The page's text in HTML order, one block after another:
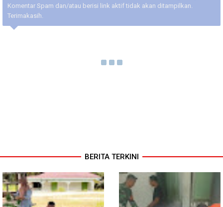
Komentar Spam dan/atau berisi link aktif tidak akan ditampilkan.
Terimakasih.
BERITA TERKINI